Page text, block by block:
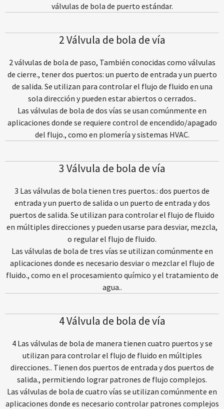
válvulas de bola de puerto estándar.
2 Válvula de bola de vía
2 válvulas de bola de paso, También conocidas como válvulas
de cierre., tener dos puertos: un puerto de entrada y un puerto
de salida. Se utilizan para controlar el flujo de fluido en una
sola dirección y pueden estar abiertos o cerrados..
Las válvulas de bola de dos vías se usan comúnmente en
aplicaciones donde se requiere control de encendido/apagado
del flujo., como en plomería y sistemas HVAC.
3 Válvula de bola de vía
3 Las válvulas de bola tienen tres puertos.: dos puertos de
entrada y un puerto de salida o un puerto de entrada y dos
puertos de salida. Se utilizan para controlar el flujo de fluido
en múltiples direcciones y pueden usarse para desviar, mezcla,
o regular el flujo de fluido.
Las válvulas de bola de tres vías se utilizan comúnmente en
aplicaciones donde es necesario desviar o mezclar el flujo de
fluido., como en el procesamiento químico y el tratamiento de
agua..
4 Válvula de bola de vía
4 Las válvulas de bola de manera tienen cuatro puertos y se
utilizan para controlar el flujo de fluido en múltiples
direcciones.. Tienen dos puertos de entrada y dos puertos de
salida., permitiendo lograr patrones de flujo complejos.
Las válvulas de bola de cuatro vías se utilizan comúnmente en
aplicaciones donde es necesario controlar patrones complejos